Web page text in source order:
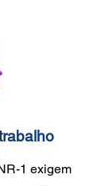
1 exigem